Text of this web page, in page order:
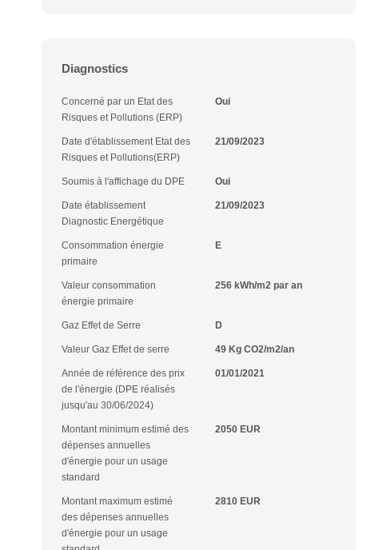
Diagnostics
Concerné par un Etat des
Risques et Pollutions (ERP)
Oui
Date d'établissement Etat des
Risques et Pollutions(ERP)
21/09/2023
Soumis à l'affichage du DPE Oui
Date établissement
Diagnostic Energétique
21/09/2023
Consommation énergie
primaire
E
Valeur consommation
énergie primaire
256 kWh/m2 par an
Gaz Effet de Serre D
Valeur Gaz Effet de serre 49 Kg CO2/m2/an
Année de référence des prix
de l'énergie (DPE réalisés
jusqu'au 30/06/2024)
01/01/2021
Montant minimum estimé des
dépenses annuelles
d'énergie pour un usage
standard
2050 EUR
Montant maximum estimé
des dépenses annuelles
d'énergie pour un usage
2810 EUR